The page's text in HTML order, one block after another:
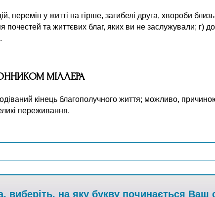
перемін у житті на гірше, загибелі друга, хвороби
та життєвих благ, яких ви не заслужували; г)
МІЛЛЕРА
кінець благополучного життя; можливо,
переживання.
виберіть, на яку букву починається Ваш